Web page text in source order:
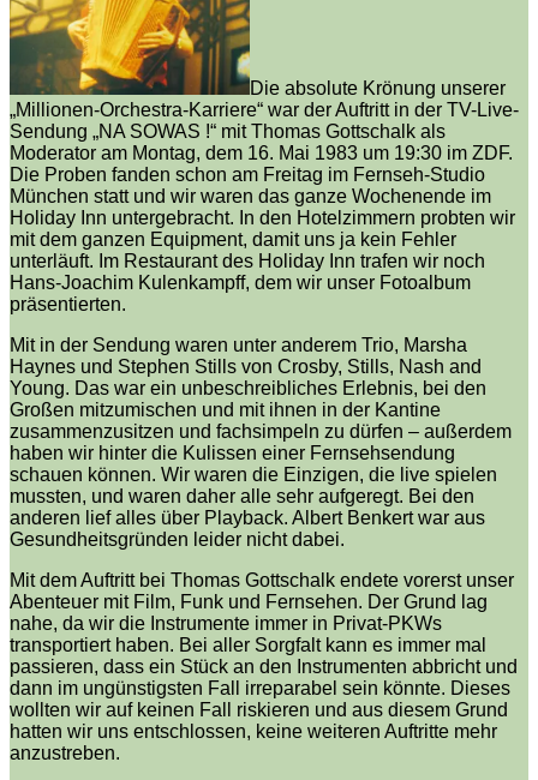
Die absolute Krönung unserer
„Millionen-Orchestra-Karriere“ war der Auftritt in der TV-Live-
Sendung „NA SOWAS !“ mit Thomas Gottschalk als
Moderator am Montag, dem 16. Mai 1983 um 19:30 im ZDF.
Die Proben fanden schon am Freitag im Fernseh-Studio
München statt und wir waren das ganze Wochenende im
Holiday Inn untergebracht. In den Hotelzimmern probten wir
mit dem ganzen Equipment, damit uns ja kein Fehler
unterläuft. Im Restaurant des Holiday Inn trafen wir noch
Hans-Joachim Kulenkampff, dem wir unser Fotoalbum
präsentierten.
Mit in der Sendung waren unter anderem Trio, Marsha
Haynes und Stephen Stills von Crosby, Stills, Nash and
Young. Das war ein unbeschreibliches Erlebnis, bei den
Großen mitzumischen und mit ihnen in der Kantine
zusammenzusitzen und fachsimpeln zu dürfen – außerdem
haben wir hinter die Kulissen einer Fernsehsendung
schauen können. Wir waren die Einzigen, die live spielen
mussten, und waren daher alle sehr aufgeregt. Bei den
anderen lief alles über Playback. Albert Benkert war aus
Gesundheitsgründen leider nicht dabei.
Mit dem Auftritt bei Thomas Gottschalk endete vorerst unser
Abenteuer mit Film, Funk und Fernsehen. Der Grund lag
nahe, da wir die Instrumente immer in Privat-PKWs
transportiert haben. Bei aller Sorgfalt kann es immer mal
passieren, dass ein Stück an den Instrumenten abbricht und
dann im ungünstigsten Fall irreparabel sein könnte. Dieses
wollten wir auf keinen Fall riskieren und aus diesem Grund
hatten wir uns entschlossen, keine weiteren Auftritte mehr
anzustreben.